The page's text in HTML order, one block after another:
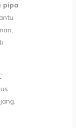
pipa